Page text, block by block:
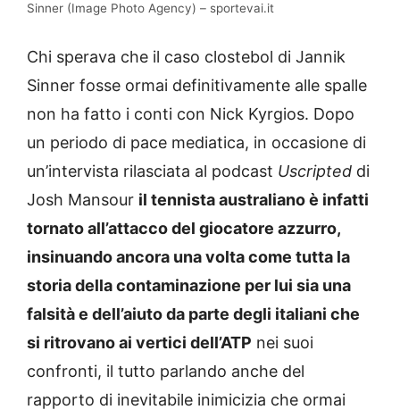
Sinner (Image Photo Agency) – sportevai.it
Chi sperava che il caso clostebol di Jannik
Sinner fosse ormai definitivamente alle spalle
non ha fatto i conti con Nick Kyrgios. Dopo
un periodo di pace mediatica, in occasione di
un’intervista rilasciata al podcast Uscripted di
Josh Mansour il tennista australiano è infatti
tornato all’attacco del giocatore azzurro,
insinuando ancora una volta come tutta la
storia della contaminazione per lui sia una
falsità e dell’aiuto da parte degli italiani che
si ritrovano ai vertici dell’ATP nei suoi
confronti, il tutto parlando anche del
rapporto di inevitabile inimicizia che ormai